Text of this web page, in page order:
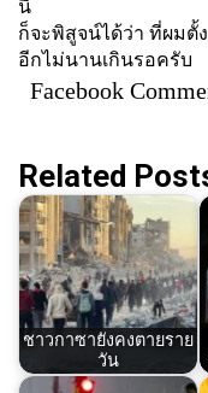
นี้
ก็จะพิสูจน์ได้ว่า ที่ผมตั้
อีกไม่นานเกินรอครับ
Facebook
Related
ชาวกาซายังคงตายราย
วัน